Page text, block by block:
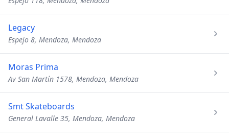
Legacy
Espejo 8, Mendoza, Mendoza
Moras Prima
Av San Martín 1578, Mendoza, Mendoza
Smt Skateboards
General Lavalle 35, Mendoza, Mendoza